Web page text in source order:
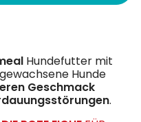
Hundefutter mit
Hunde
Geschmack
.